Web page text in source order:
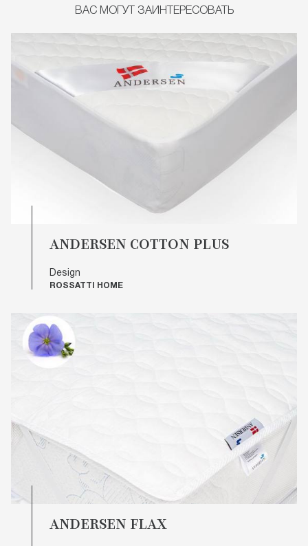
ВАС МОГУТ ЗАИНТЕРЕСОВАТЬ
ANDERSEN COTTON PLUS
Design
ROSSATTI HOME
ANDERSEN FLAX